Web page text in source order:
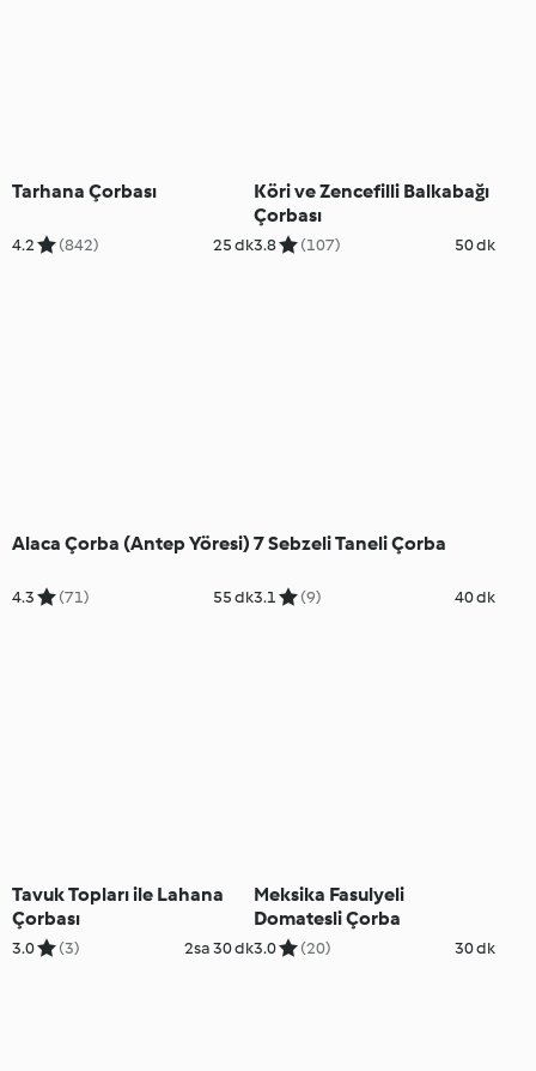
Tarhana Çorbası
4.2 (842) 25 dk
Köri ve Zencefilli Balkabağı
Çorbası
3.8 (107) 50 dk
Alaca Çorba (Antep Yöresi)
4.3 (71) 55 dk
7 Sebzeli Taneli Çorba
3.1 (9) 40 dk
Tavuk Topları ile Lahana
Çorbası
3.0 (3) 2sa 30 dk
Meksika Fasulyeli
Domatesli Çorba
3.0 (20) 30 dk